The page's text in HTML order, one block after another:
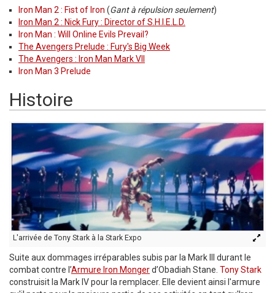
Iron Man 2 : Fist of Iron (Gant à répulsion seulement)
Iron Man 2 : Nick Fury : Director of S.H.I.E.L.D.
Iron Man : Will Online Evils Prevail?
The Avengers Prelude : Fury's Big Week
The Avengers : Iron Man Mark VII
Iron Man 3 Prelude
Histoire
L'arrivée de Tony Stark à la Stark Expo
Suite aux dommages irréparables subis par la Mark III durant le
combat contre l’Armure Iron Mongerd’Obadiah Stane. Tony Stark
construisit la Mark IV pour la remplacer. Elle devient ainsi l'armure